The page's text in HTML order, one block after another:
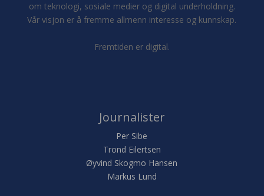
om teknologi, sosiale medier og digital underholdning.
Vår visjon er å fremme allmenn interesse og kunnskap.
Fremtiden er digital.
Journalister
Per Sibe
Trond Eilertsen
Øyvind Skogmo Hansen
Markus Lund